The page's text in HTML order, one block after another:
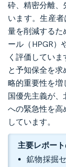
砕、精密分離、
います。生産
量を削減するた
ール（HPGR）
く評価してい
と予知保全を
略的重要性を増
国優先主義が、
への緊急性を高
しています。
主要レポー
鉱物採掘